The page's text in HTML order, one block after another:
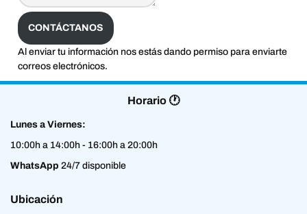
CONTÁCTANOS
Al enviar tu información nos estás dando permiso para enviarte
correos electrónicos.
Horario 🕐
Lunes a Viernes:
10:00h a 14:00h - 16:00h a 20:00h
WhatsApp 24/7 disponible
Ubicación